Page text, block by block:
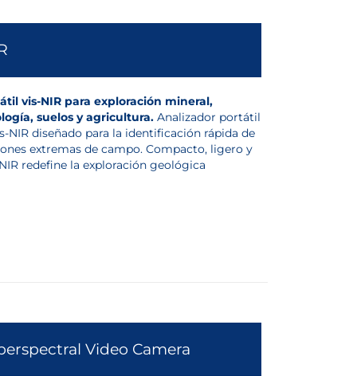
vis-NIR para exploración mineral,
suelos y agricultura.Analizador portátil
NIR diseñado para la identificación rápida de
extremas de campo. Compacto, ligero y
redefine la exploración geológica
Video Camera